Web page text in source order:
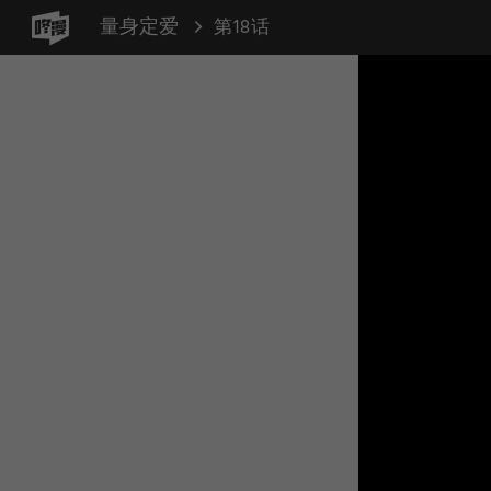
量身定爱 第18话